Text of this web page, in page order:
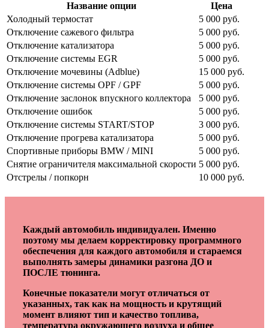
Название опции
Цена
Холодный термостат
5 000 руб.
Отключение сажевого фильтра
5 000 руб.
Отключение катализатора
5 000 руб.
Отключение системы EGR
5 000 руб.
Отключение мочевины (Adblue)
15 000 руб.
Отключение системы OPF / GPF
5 000 руб.
Отключение заслонок впускного коллектора
5 000 руб.
Отключение ошибок
5 000 руб.
Отключение системы START/STOP
3 000 руб.
Отключение прогрева катализатора
5 000 руб.
Спортивные приборы BMW / MINI
5 000 руб.
Снятие ограничителя максимальной скорости 5 000 руб.
Отстрелы / попкорн
10 000 руб.
Каждый автомобиль индивидуален. Именно
поэтому мы делаем корректировку программного
обеспечения для каждого автомобиля и стараемся
выполнять замеры динамики разгона ДО и
ПОСЛЕ тюнинга.
Конечные показатели могут отличаться от
указанных, так как на мощность и крутящий
момент влияют тип и качество топлива,
температура окружающего воздуха и общее